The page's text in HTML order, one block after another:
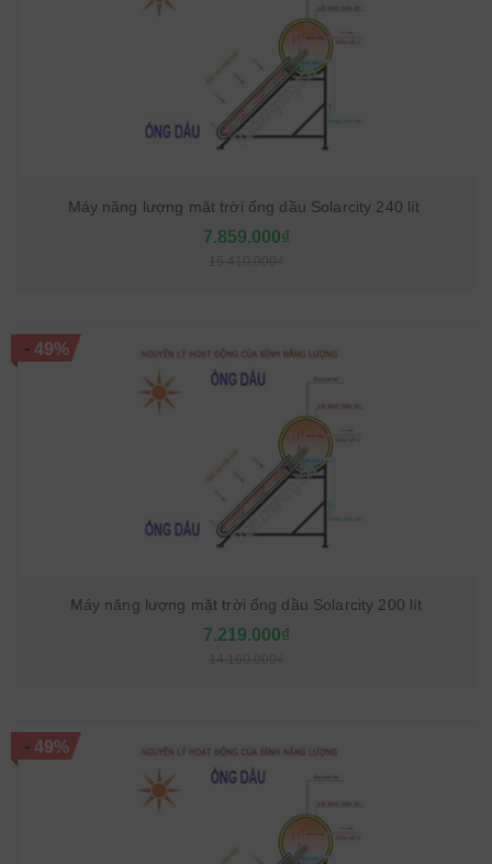
Máy năng lượng mặt trời ống dầu Solarcity 240 lít
7.859.000₫
-49%
Máy năng lượng mặt trời ống dầu Solarcity 200 lít
7.219.000₫
-49%